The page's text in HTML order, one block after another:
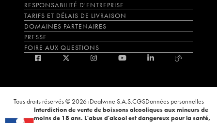
RESPONSABILITÉ D'ENTREPRISE
TARIFS ET DÉLAIS DE LIVRAISON
DOMAINES PARTENAIRES
PRESSE
FOIRE AUX QUESTIONS
Tous droits réservés © 2026 iDealwine S.A.S.CGSDonnées personnelles
Interdiction de vente de boissons alcooliques aux mineurs de
moins de 18 ans. L'abus d'alcool est dangereux pour la santé,